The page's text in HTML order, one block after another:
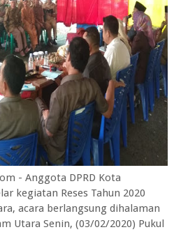
- Anggota DPRD Kota
kegiatan Reses Tahun 2020
acara berlangsung dihalaman
Utara Senin, (03/02/2020) Pukul